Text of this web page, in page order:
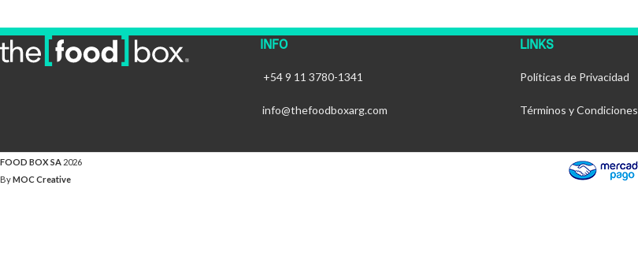
INFO
+54 9 11 3780-1341
info@thefoodboxarg.com
LINKS
Políticas de Privacidad
Términos y Condiciones
FOOD BOX SA 2026
ByMOC Creative